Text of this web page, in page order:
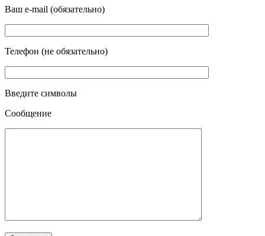
Ваш e-mail (обязательно)
Телефон (не обязательно)
Введите символы
Сообщение